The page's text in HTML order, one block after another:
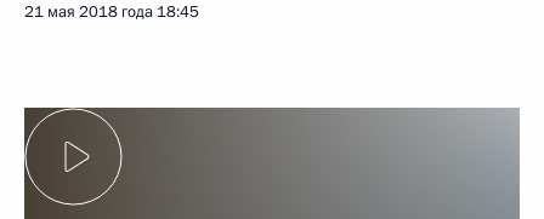
21 мая 2018 года 18:45